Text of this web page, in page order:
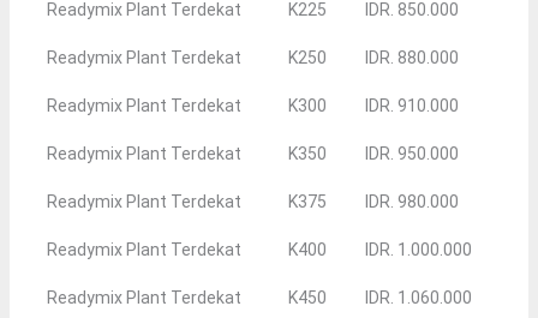
Readymix Plant Terdekat K225 IDR. 850.000
Readymix Plant Terdekat K250 IDR. 880.000
Readymix Plant Terdekat K300 IDR. 910.000
Readymix Plant Terdekat K350 IDR. 950.000
Readymix Plant Terdekat K375 IDR. 980.000
Readymix Plant Terdekat K400 IDR. 1.000.000
Readymix Plant Terdekat K450 IDR. 1.060.000